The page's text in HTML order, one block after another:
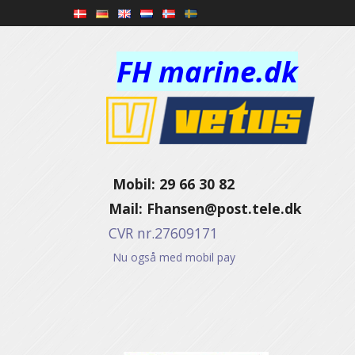
FH marine.dk
Mobil: 29 66 30 82
Mail: Fhansen@post.tele.dk
CVR nr.27609171
Nu også med mobil pay